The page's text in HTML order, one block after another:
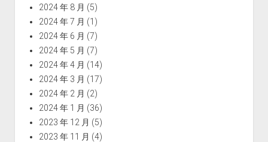
2024 年 8 月 (5)
2024 年 7 月 (1)
2024 年 6 月 (7)
2024 年 5 月 (7)
2024 年 4 月 (14)
2024 年 3 月 (17)
2024 年 2 月 (2)
2024 年 1 月 (36)
2023 年 12 月 (5)
2023 年 11 月 (4)